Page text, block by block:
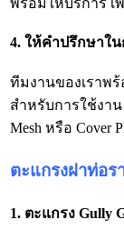
4. ให้คำปรึกษาใ
ทีมงานของเราพ
สำหรับการใช้งาน
Mesh หรือ Cover
ตะแกรงฝาท่อ
1. ตะแกรง Gully